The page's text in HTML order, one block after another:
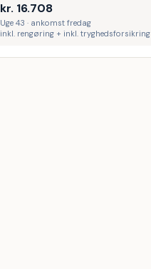
kr. 16.708
Uge 43 · ankomst fredag
inkl. rengøring + inkl. tryghedsforsikring